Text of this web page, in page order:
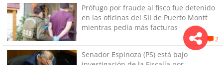
Prófugo por fraude al fisco fue detenido
en las oficinas del SII de Puerto Montt
mientras pedía más facturas
2
Senador Espinoza (PS) está bajo